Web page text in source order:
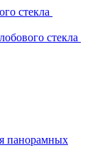
стекла
стекла
панорамных